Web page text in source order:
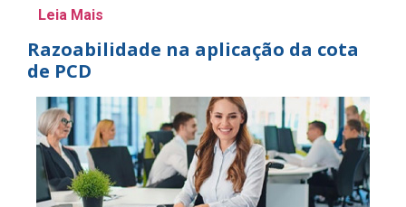
Leia Mais
Razoabilidade na aplicação da cota
de PCD